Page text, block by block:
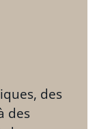
des
des